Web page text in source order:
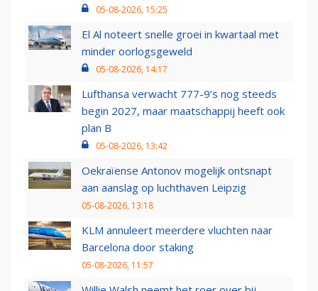
05-08-2026, 15:25
El Al noteert snelle groei in kwartaal met
minder oorlogsgeweld
05-08-2026, 14:17
Lufthansa verwacht 777-9’s nog steeds
begin 2027, maar maatschappij heeft ook
plan B
05-08-2026, 13:42
Oekraïense Antonov mogelijk ontsnapt
aan aanslag op luchthaven Leipzig
05-08-2026, 13:18
KLM annuleert meerdere vluchten naar
Barcelona door staking
05-08-2026, 11:57